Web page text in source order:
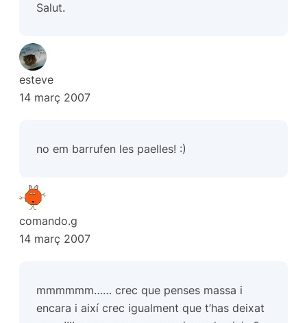
Salut.
esteve
14 març 2007
no em barrufen les paelles! :)
comando.g
14 març 2007
mmmmmm…… crec que penses massa i
encara i així crec igualment que t’has deixat